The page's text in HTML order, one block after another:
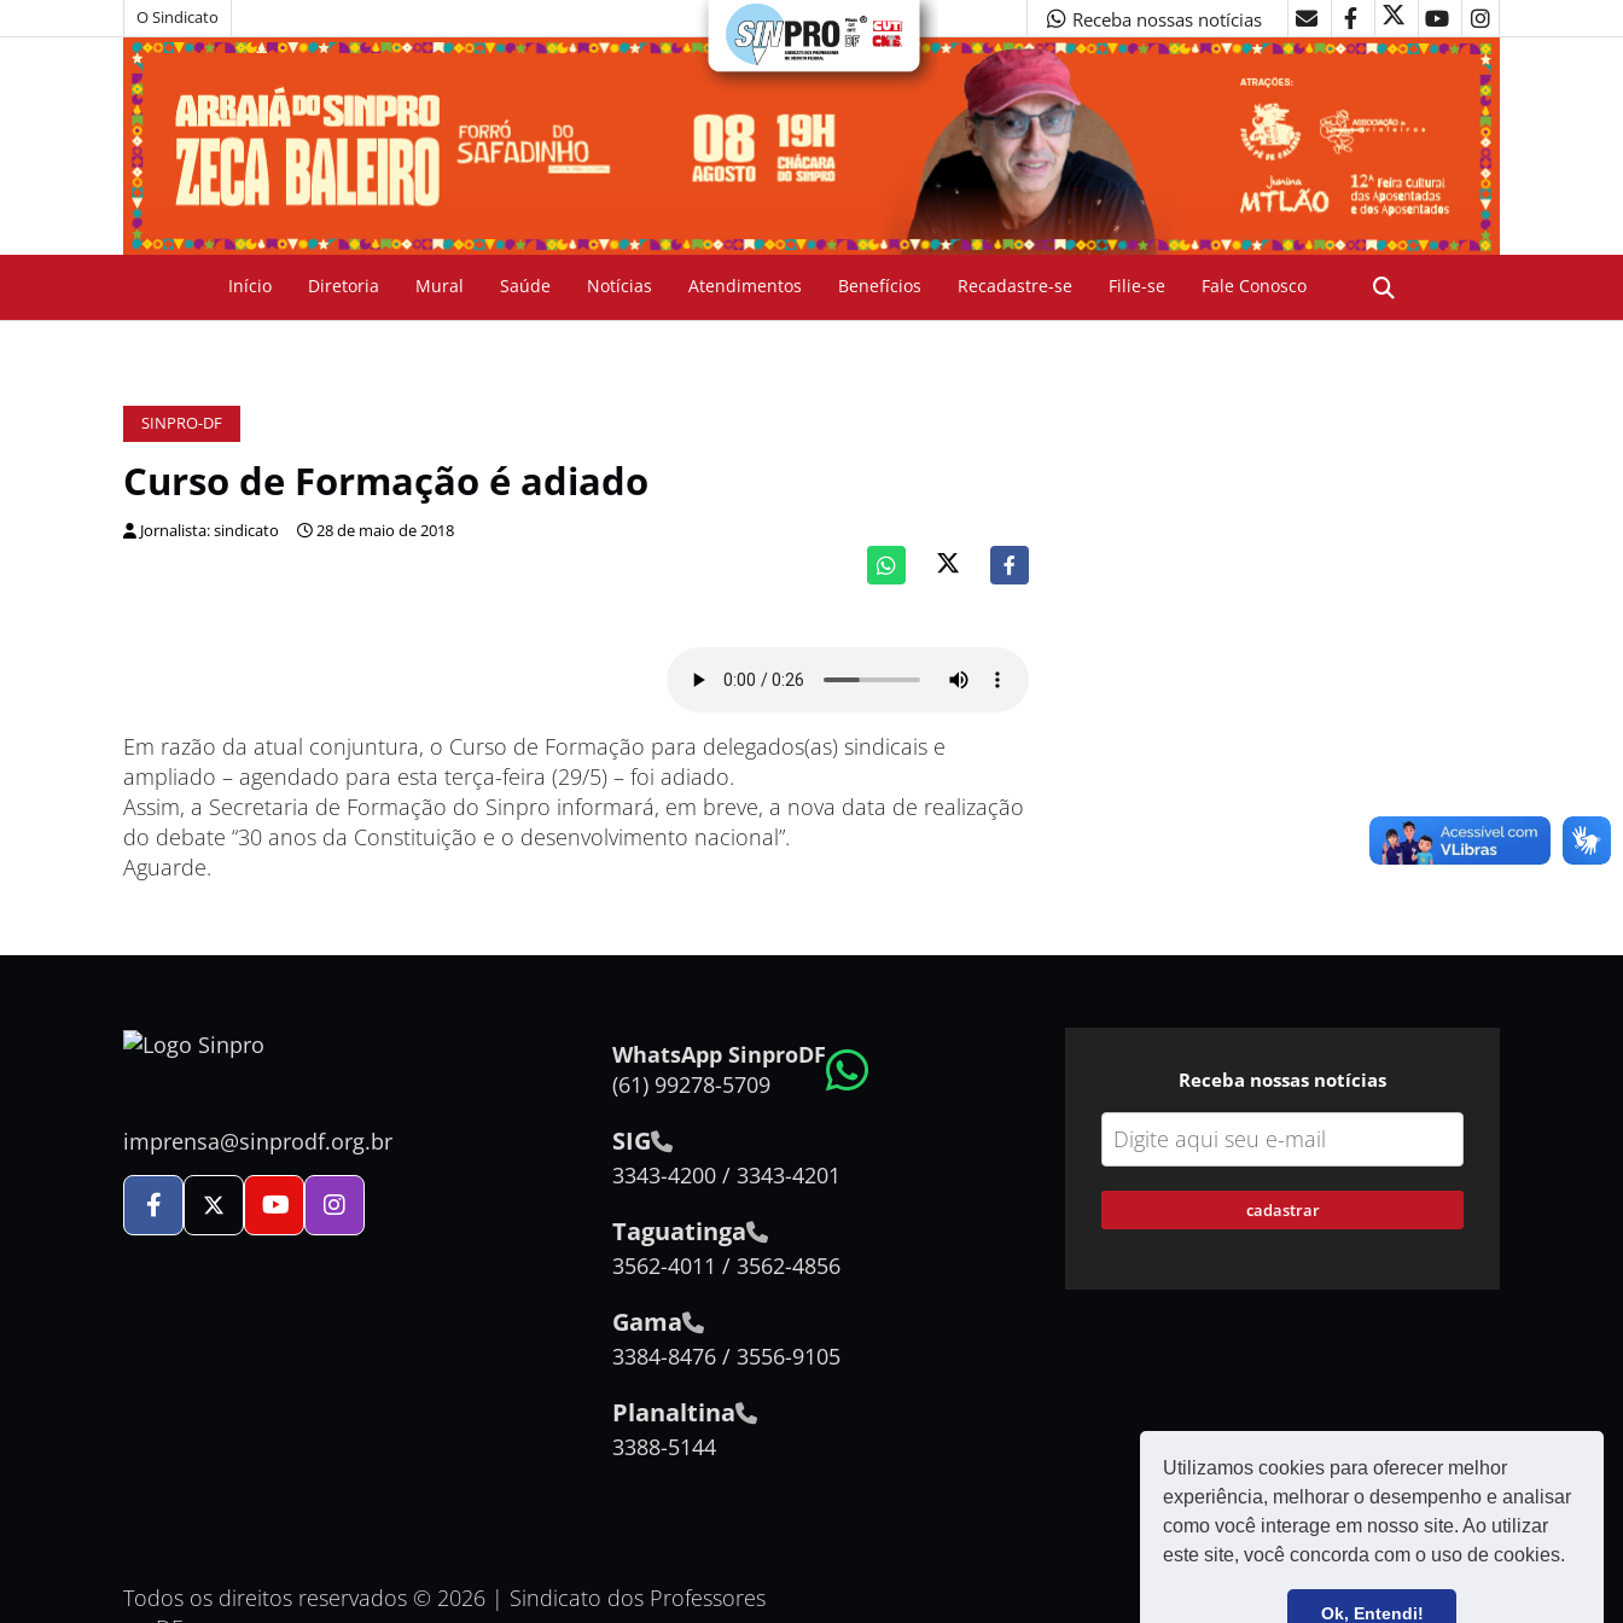
Utilizamos cookies para oferecer melhor
experiência, melhorar o desempenho e analisar
como você interage em nosso site. Ao utilizar
este site, você concorda com o uso de cookies.
Ok, Entendi!
O Sindicato Receba nossas notícias
Início Diretoria Mural Saúde Notícias Atendimentos Benefícios Recadastre-se Filie-se Fale Conosco
SINPRO-DF
Curso de Formação é adiado
Jornalista: sindicato 28 de maio de 2018
Em razão da atual conjuntura, o Curso de Formação para delegados(as) sindicais e
ampliado – agendado para esta terça-feira (29/5) – foi adiado.
Assim, a Secretaria de Formação do Sinpro informará, em breve, a nova data de realização
do debate “30 anos da Constituição e o desenvolvimento nacional”.
Aguarde.
imprensa@sinprodf.org.br
WhatsApp SinproDF
(61) 99278-5709
SIG
3343-4200 / 3343-4201
Taguatinga
3562-4011 / 3562-4856
Gama
3384-8476 / 3556-9105
Planaltina
3388-5144
Receba nossas notícias
cadastrar
Política de privacidade Filie-se
Todos os direitos reservados © 2026 | Sindicato dos Professores